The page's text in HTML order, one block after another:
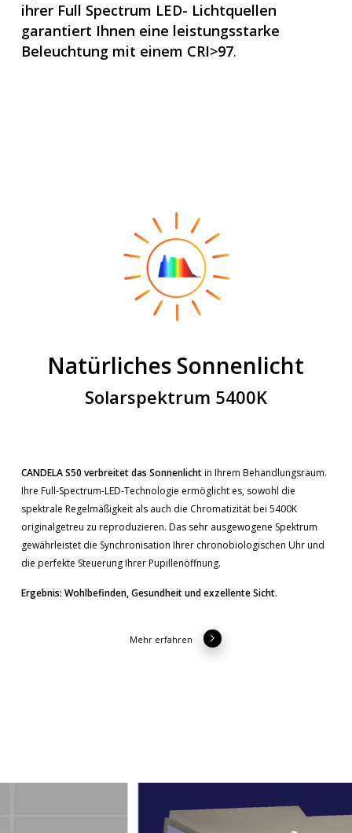
ihrer Full Spectrum LED- Lichtquellen
garantiert Ihnen eine leistungsstarke
Beleuchtung mit einem CRI>97.
Natürliches Sonnenlicht
Solarspektrum 5400K
CANDELA S50 verbreitet das Sonnenlichtin Ihrem Behandlungsraum.
Ihre Full-Spectrum-LED-Technologie ermöglicht es, sowohl die
spektrale Regelmäßigkeit als auch die Chromatizität bei 5400K
originalgetreu zu reproduzieren. Das sehr ausgewogene Spektrum
gewährleistet die Synchronisation Ihrer chronobiologischen Uhr und
die perfekte Steuerung Ihrer Pupillenöffnung.
Ergebnis: Wohlbefinden, Gesundheit und exzellente Sicht.
Mehr erfahren